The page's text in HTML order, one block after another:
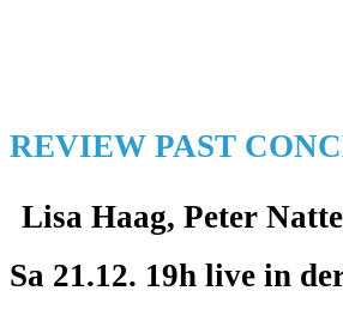
REVIEW PAST
Lisa Haag, Peter
Sa 21.12. 19h live in